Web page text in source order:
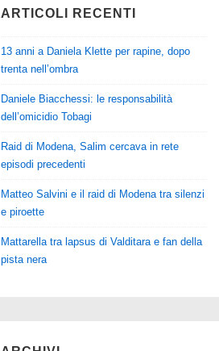
ARTICOLI RECENTI
13 anni a Daniela Klette per rapine, dopo
trenta nell’ombra
Daniele Biacchessi: le responsabilità
dell’omicidio Tobagi
Raid di Modena, Salim cercava in rete
episodi precedenti
Matteo Salvini e il raid di Modena tra silenzi
e piroette
Mattarella tra lapsus di Valditara e fan della
pista nera